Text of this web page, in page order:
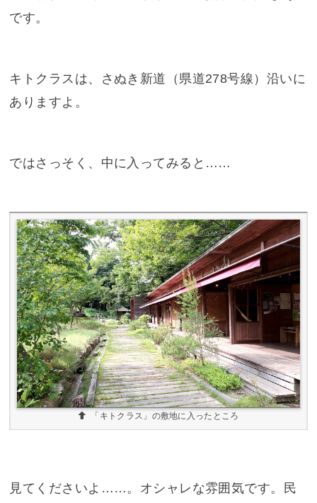
です。
キトクラスは、さぬき新道（県道278号線）沿いに
ありますよ。
ではさっそく、中に入ってみると……
「キトクラス」の敷地に入ったところ
見てくださいよ……。オシャレな雰囲気です。民